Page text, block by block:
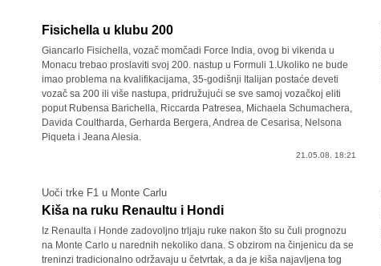
Fisichella u klubu 200
Giancarlo Fisichella, vozač momčadi Force India, ovog bi vikenda u
Monacu trebao proslaviti svoj 200. nastup u Formuli 1.Ukoliko ne bude
imao problema na kvalifikacijama, 35-godišnji Italijan postaće deveti
vozač sa 200 ili više nastupa, pridružujući se sve samoj vozačkoj eliti
poput Rubensa Barichella, Riccarda Patresea, Michaela Schumachera,
Davida Coultharda, Gerharda Bergera, Andrea de Cesarisa, Nelsona
Piqueta i Jeana Alesia.
21.05.08. 18:21
Uoči trke F1 u Monte Carlu
Kiša na ruku Renaultu i Hondi
Iz Renaulta i Honde zadovoljno trljaju ruke nakon što su čuli prognozu
na Monte Carlo u narednih nekoliko dana. S obzirom na činjenicu da se
treninzi tradicionalno održavaju u četvrtak, a da je kiša najavljena tog